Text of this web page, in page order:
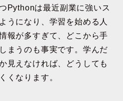
Pythonは最近副業に強いス
うになり、学習を始める人
報が多すぎて、どこから手
まうのも事実です。学んだ
見えなければ、どうしても
くなります。